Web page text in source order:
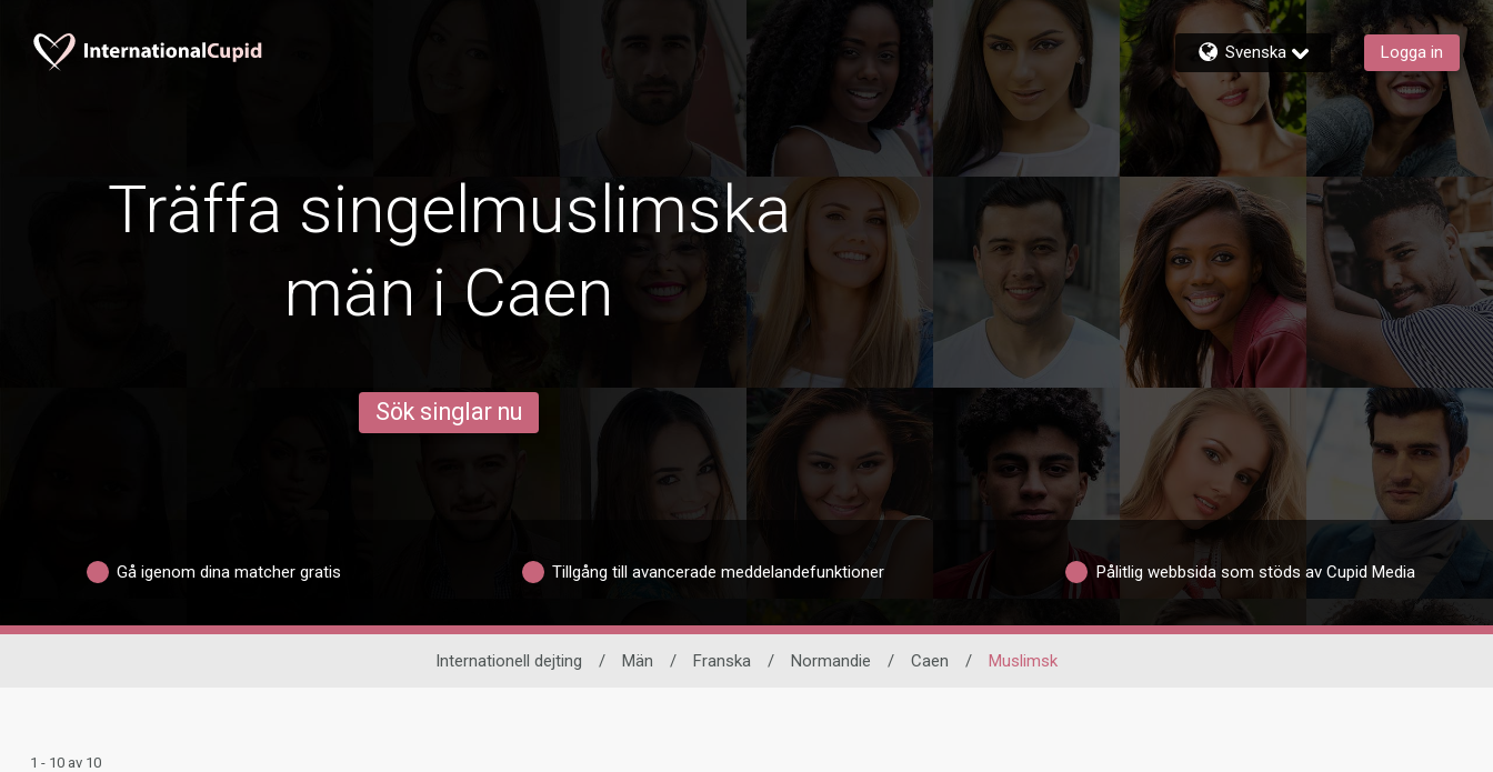
Svenska Logga in
Träffa singelmuslimska
män i Caen
Sök singlar nu
Gå igenom dina matcher gratis Tillgång till avancerade meddelandefunktioner Pålitlig webbsida som stöds av Cupid Media
Internationell dejting / Män / Franska / Normandie / Caen / Muslimsk
1 - 10 av 10